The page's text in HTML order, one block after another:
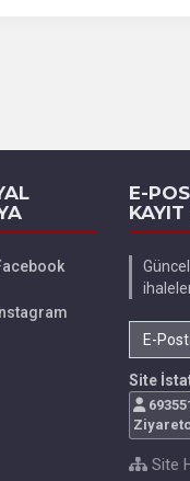
Instagram
E-
E-
Site
Site